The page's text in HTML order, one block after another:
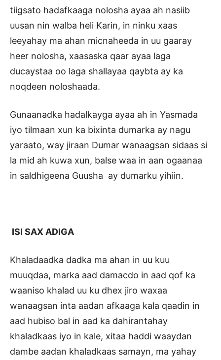
tiigsato hadafkaaga nolosha ayaa ah nasiib
uusan nin walba heli Karin, in ninku xaas
leeyahay ma ahan micnaheeda in uu gaaray
heer nolosha, xaasaska qaar ayaa laga
ducaystaa oo laga shallayaa qaybta ay ka
noqdeen noloshaada.
Gunaanadka hadalkayga ayaa ah in Yasmada
iyo tilmaan xun ka bixinta dumarka ay nagu
yaraato, way jiraan Dumar wanaagsan sidaas si
la mid ah kuwa xun, balse waa in aan ogaanaa
in saldhigeena Guusha ay dumarku yihiin.
ISI SAX ADIGA
Khaladaadka dadka ma ahan in uu kuu
muuqdaa, marka aad damacdo in aad qof ka
waaniso khalad uu ku dhex jiro waxaa
wanaagsan inta aadan afkaaga kala qaadin in
aad hubiso bal in aad ka dahirantahay
khaladkaas iyo in kale, xitaa haddi waaydan
dambe aadan khaladkaas samayn, ma yahay